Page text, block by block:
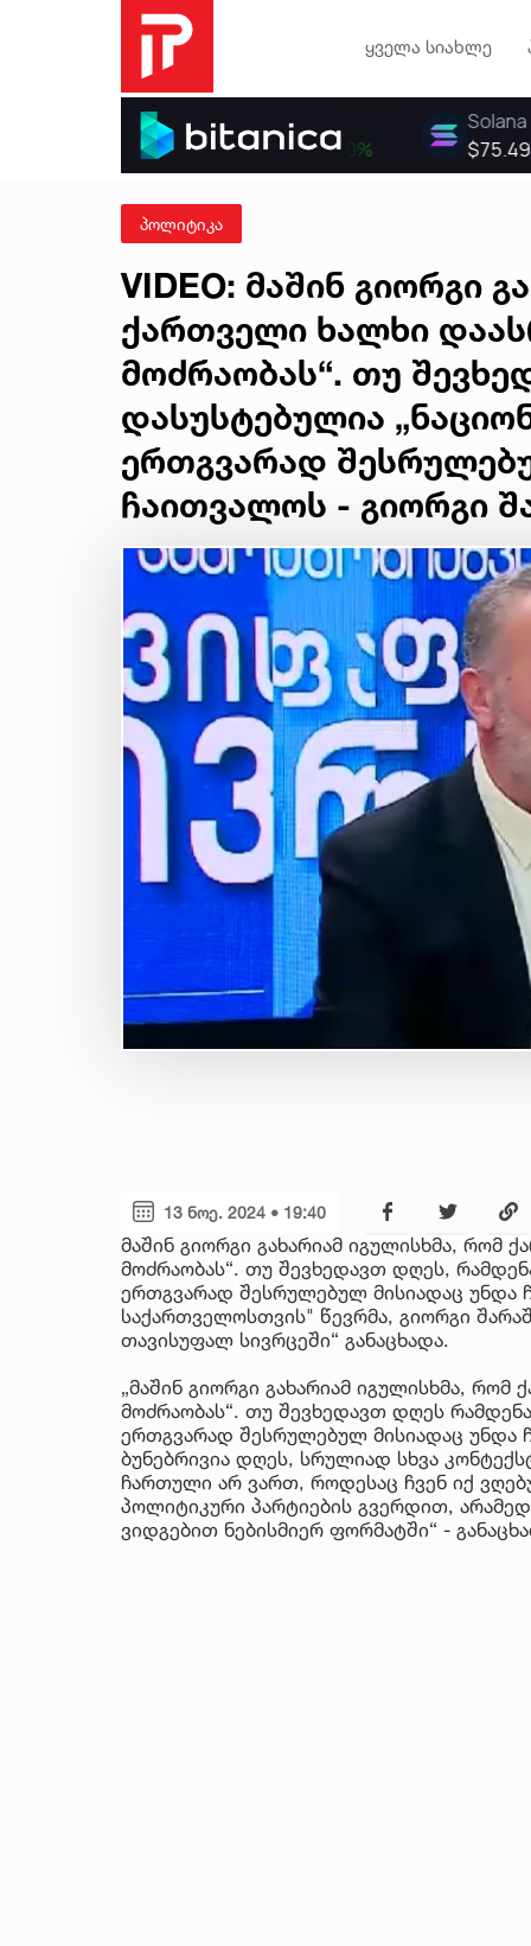
ყველა სიახლე
პოლიტიკა
VIDEO: მაშინ გიორგი
ქართველი ხალხი
მოძრაობას“. თუ
დასუსტებულია
ერთგვარად
ჩაითვალოს - გიორგი
13 ნოე. 2024 • 19:40
მაშინ გიორგი გახარიამ იგულისხმა, რომ
მოძრაობას“. თუ შევხედავთ დღეს,
ერთგვარად შესრულებულ მისიადაც უნდა
საქართველოსთვის" წევრმა, გიორგი
თავისუფალ სივრცეში“ განაცხადა.
„მაშინ გიორგი გახარიამ იგულისხმა,
მოძრაობას“. თუ შევხედავთ დღეს
ერთგვარად შესრულებულ მისიადაც უნდა
ბუნებრივია დღეს, სრულიად სხვა
ჩართული არ ვართ, როდესაც ჩვენ იქ
პოლიტიკური პარტიების გვერდით,
ვიდგებით ნებისმიერ ფორმატში“ -